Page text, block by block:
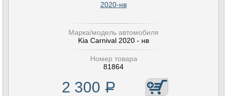
2020-нв
Марка/модель автомобиля
Kia Carnival 2020 - нв
Номер товара
81864
2 300 Р